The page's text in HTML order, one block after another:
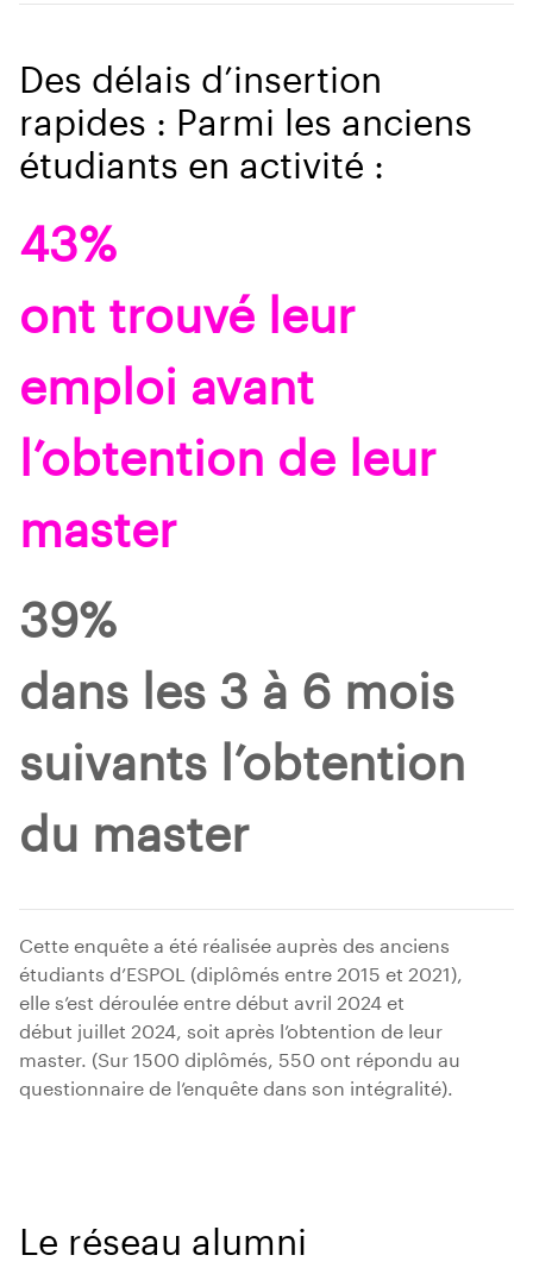
Des délais d’insertion
rapides : Parmi les anciens
étudiants en activité :
43%
ont trouvé leur
emploi avant
l’obtention de leur
master
39%
dans les 3 à 6 mois
suivants l’obtention
du master
Cette enquête a été réalisée auprès des anciens
étudiants d’ESPOL (diplômés entre 2015 et 2021),
elle s’est déroulée entre début avril 2024 et
début juillet 2024, soit après l’obtention de leur
master. (Sur 1500 diplômés, 550 ont répondu au
questionnaire de l’enquête dans son intégralité).
Le réseau alumni